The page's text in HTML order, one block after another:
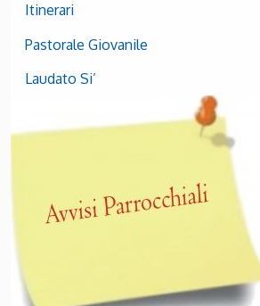
Itinerari
Pastorale Giovanile
Laudato Si’